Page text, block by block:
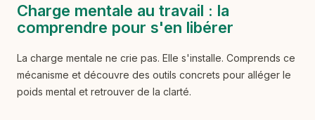
Charge mentale au travail : la
comprendre pour s'en libérer
La charge mentale ne crie pas. Elle s'installe. Comprends ce
mécanisme et découvre des outils concrets pour alléger le
poids mental et retrouver de la clarté.